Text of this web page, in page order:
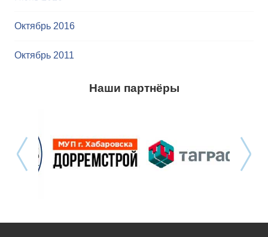
Октябрь 2016
Октябрь 2011
Наши партнёры